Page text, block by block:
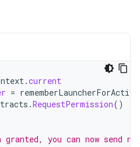
.current
=
.RequestPermission()
granted, you can now send